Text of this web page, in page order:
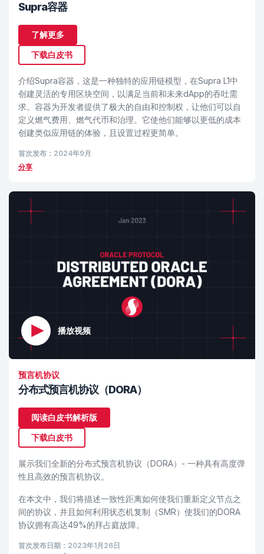
Supra容器
了解更多
下载白皮书
介绍Supra容器，这是一种独特的应用链模型，在Supra L1中
创建灵活的专用区块空间，以满足当前和未来dApp的吞吐需
求。容器为开发者提供了极大的自由和控制权，让他们可以自
定义燃气费用、燃气代币和治理。它使他们能够以更低的成本
创建类似应用链的体验，且设置过程更简单。
首次发布：2024年9月
分享
播放视频
预言机协议
分布式预言机协议（DORA）
阅读白皮书解析版
下载白皮书
展示我们全新的分布式预言机协议（DORA）- 一种具有高度弹
性且高效的预言机协议。
在本文中，我们将描述一致性距离如何使我们重新定义节点之
间的协议，并且如何利用状态机复制（SMR）使我们的DORA
协议拥有高达49%的拜占庭故障。
首次发布日期：2023年1月26日